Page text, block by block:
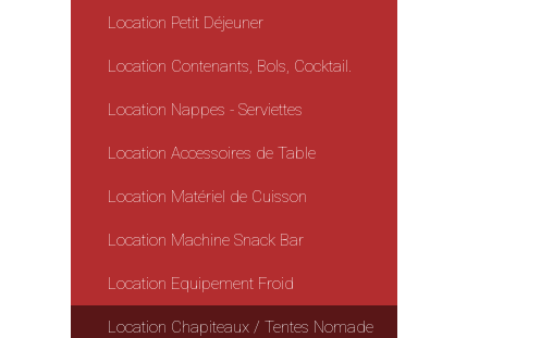
Location Petit Déjeuner
Location Contenants, Bols, Cocktail.
Location Nappes - Serviettes
Location Accessoires de Table
Location Matériel de Cuisson
Location Machine Snack Bar
Location Equipement Froid
Location Chapiteaux / Tentes Nomade